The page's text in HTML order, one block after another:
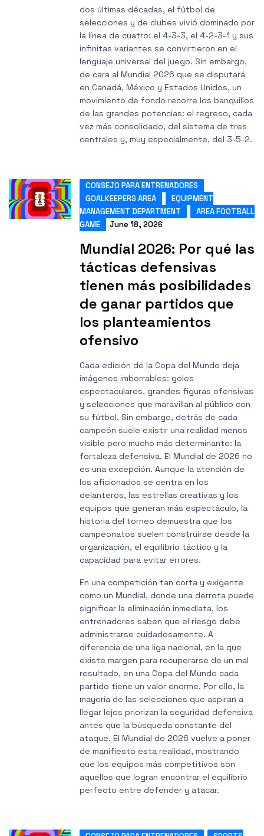
dos últimas décadas, el fútbol de
selecciones y de clubes vivió dominado por
la línea de cuatro: el 4-3-3, el 4-2-3-1 y sus
infinitas variantes se convirtieron en el
lenguaje universal del juego. Sin embargo,
de cara al Mundial 2026 que se disputará
en Canadá, México y Estados Unidos, un
movimiento de fondo recorre los banquillos
de las grandes potencias: el regreso, cada
vez más consolidado, del sistema de tres
centrales y, muy especialmente, del 3-5-2.
CONSEJO PARA ENTRENADORES
GOALKEEPERS AREA
EQUIPMENT
MANAGEMENT DEPARTMENT
AREA FOOTBALL
GAME
June 18, 2026
Mundial 2026: Por qué las
tácticas defensivas
tienen más posibilidades
de ganar partidos que
los planteamientos
ofensivo
Cada edición de la Copa del Mundo deja
imágenes imborrables: goles
espectaculares, grandes figuras ofensivas
y selecciones que maravillan al público con
su fútbol. Sin embargo, detrás de cada
campeón suele existir una realidad menos
visible pero mucho más determinante: la
fortaleza defensiva. El Mundial de 2026 no
es una excepción. Aunque la atención de
los aficionados se centra en los
delanteros, las estrellas creativas y los
equipos que generan más espectáculo, la
historia del torneo demuestra que los
campeonatos suelen construirse desde la
organización, el equilibrio táctico y la
capacidad para evitar errores.
En una competición tan corta y exigente
como un Mundial, donde una derrota puede
significar la eliminación inmediata, los
entrenadores saben que el riesgo debe
administrarse cuidadosamente. A
diferencia de una liga nacional, en la que
existe margen para recuperarse de un mal
resultado, en una Copa del Mundo cada
partido tiene un valor enorme. Por ello, la
mayoría de las selecciones que aspiran a
llegar lejos priorizan la seguridad defensiva
antes que la búsqueda constante del
ataque. El Mundial de 2026 vuelve a poner
de manifiesto esta realidad, mostrando
que los equipos más competitivos son
aquellos que logran encontrar el equilibrio
perfecto entre defender y atacar.